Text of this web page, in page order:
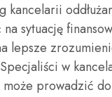
kancelarii
na sytuację
lepsze
w
prowadzić do